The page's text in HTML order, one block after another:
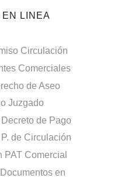
EN LINEA
Circulación
Comerciales
de Aseo
Juzgado
de Pago
de Circulación
PAT Comercial
en